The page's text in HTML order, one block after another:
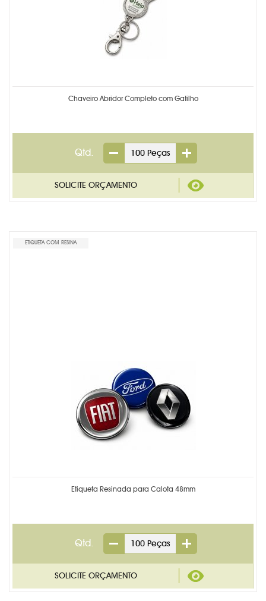
Chaveiro Abridor Completo com Gatilho
Qtd.
ETIQUETA COM RESINA
Etiqueta Resinada para Calota 48mm
Qtd.